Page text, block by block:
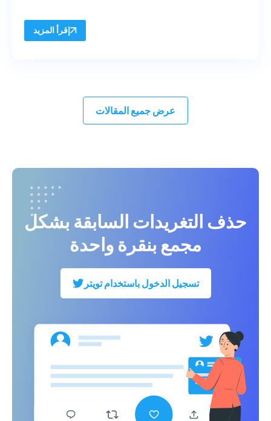
إقرأ المزيد
عرض جميع المقالات
حذف التغريدات السابقة بشكل
مجمع بنقرة واحدة
تسجيل الدخول باستخدام تويتر